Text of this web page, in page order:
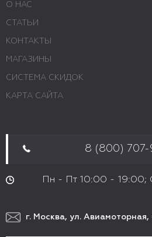
О НАС
СТАТЬИ
КОНТАКТЫ
МАГАЗИНЫ
СИСТЕМА СКИДОК
КАРТА САЙТА
8 (800) 707-
Пн - Пт 10:00 -
г. Москва, ул. Авиамоторная,